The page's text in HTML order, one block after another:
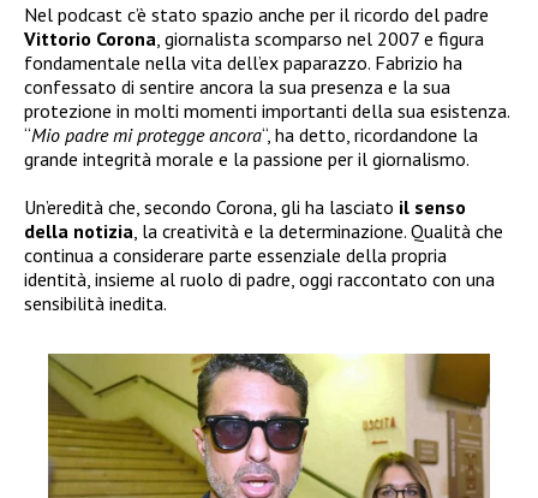
Nel podcast c’è stato spazio anche per il ricordo del padre
Vittorio Corona , giornalista scomparso nel 2007 e figura
fondamentale nella vita dell’ex paparazzo. Fabrizio ha
confessato di sentire ancora la sua presenza e la sua
protezione in molti momenti importanti della sua esistenza.
“Mio padre mi protegge ancora“, ha detto, ricordandone la
grande integrità morale e la passione per il giornalismo.
Un’eredità che, secondo Corona, gli ha lasciato il senso
della notizia , la creatività e la determinazione. Qualità che
continua a considerare parte essenziale della propria
identità, insieme al ruolo di padre, oggi raccontato con una
sensibilità inedita.